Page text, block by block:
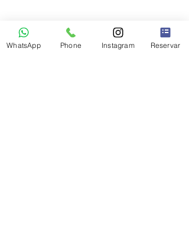
WhatsApp Phone Instagram Reservar